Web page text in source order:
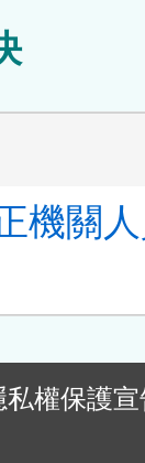
機關
私權保護